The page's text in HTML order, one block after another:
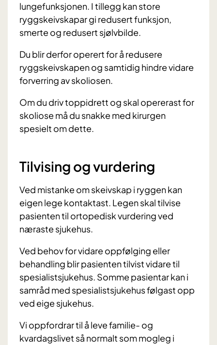
lungefunksjonen. I tillegg kan store
ryggskeivskapar gi redusert funksjon,
smerte og redusert sjølvbilde.
Du blir derfor operert for å redusere
ryggskeivskapen og samtidig hindre vidare
forverring av skoliosen.
Om du driv toppidrett og skal opererast for
skoliose må du snakke med kirurgen
spesielt om dette.
Tilvising og vurdering
Ved mistanke om skeivskap i ryggen kan
eigen lege kontaktast. Legen skal tilvise
pasienten til ortopedisk vurdering ved
næraste sjukehus.
Ved behov for vidare oppfølging eller
behandling blir pasienten tilvist vidare til
spesialistsjukehus. Somme pasientar kan i
samråd med spesialistsjukehus følgast opp
ved eige sjukehus.
Vi oppfordrar til å leve familie- og
kvardagslivet så normalt som mogleg i